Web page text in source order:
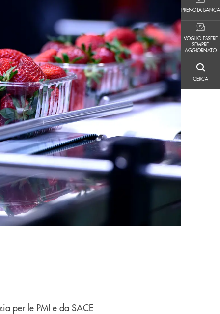
PRENOTA BANCA
VOGLIO ESSERE
SEMPRE
AGGIORNATO
VOGLIO ESSERE SEMPRE AGGIORNATO
CERCA
CERCA
per le PMI e da SACE